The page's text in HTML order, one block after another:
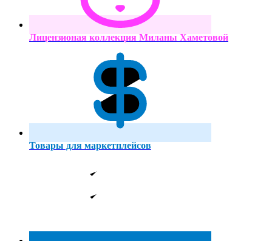
Лицензионая коллекция Миланы Хаметовой
Товары для маркетплейсов